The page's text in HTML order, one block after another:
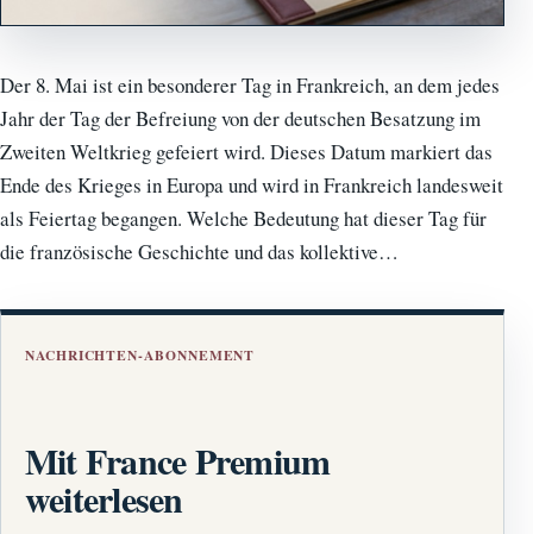
Der 8. Mai ist ein besonderer Tag in Frankreich, an dem jedes
Jahr der Tag der Befreiung von der deutschen Besatzung im
Zweiten Weltkrieg gefeiert wird. Dieses Datum markiert das
Ende des Krieges in Europa und wird in Frankreich landesweit
als Feiertag begangen. Welche Bedeutung hat dieser Tag für
die französische Geschichte und das kollektive…
NACHRICHTEN-ABONNEMENT
Mit France Premium
weiterlesen